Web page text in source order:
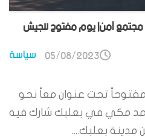
مجتمع آمن| يوم مفتوح للجيش
سياسة 05/08/2023
مفتوحاً تحت عنوان معاً نحو
مكي في بعلبك شارك فيه
مدينة بعلبك....